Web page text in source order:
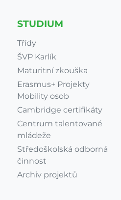
STUDIUM
Třídy
ŠVP Karlík
Maturitní zkouška
Erasmus+ Projekty
Mobility osob
Cambridge certifikáty
Centrum talentované
mládeže
Středoškolská odborná
činnost
Archiv projektů